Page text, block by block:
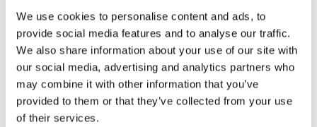
We use cookies to personalise content and ads, to
provide social media features and to analyse our traffic.
We also share information about your use of our site with
our social media, advertising and analytics partners who
may combine it with other information that you’ve
provided to them or that they’ve collected from your use
of their services.